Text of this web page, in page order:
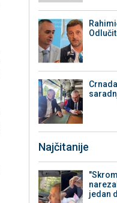
Najčitanije
jedan